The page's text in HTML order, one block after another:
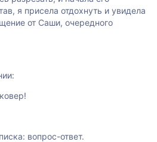
я присела отдохнуть и увидела
от Саши, очередного
вопрос-ответ.